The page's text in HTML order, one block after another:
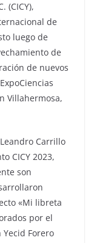
(CICY),
de
luego de
de
de nuevos
Villahermosa,
Carrillo
CICY 2023,
son
«Mi libreta
por el
Yecid Forero